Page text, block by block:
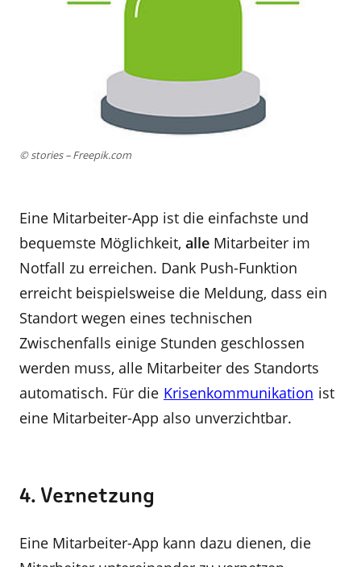
© stories – Freepik.com
Eine Mitarbeiter-App ist die einfachste und
bequemste Möglichkeit, alle Mitarbeiter im
Notfall zu erreichen. Dank Push-Funktion
erreicht beispielsweise die Meldung, dass ein
Standort wegen eines technischen
Zwischenfalls einige Stunden geschlossen
werden muss, alle Mitarbeiter des Standorts
automatisch. Für die Krisenkommunikation ist
eine Mitarbeiter-App also unverzichtbar.
4. Vernetzung
Eine Mitarbeiter-App kann dazu dienen, die